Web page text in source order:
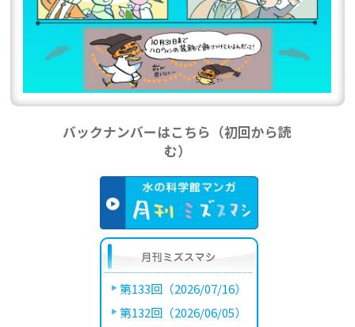
バックナンバーはこちら（初回から読
む）
第133回（2026/07/16）
第132回（2026/06/05）